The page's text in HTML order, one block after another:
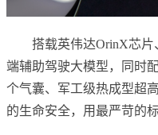
搭载英伟达OrinX芯片
端辅助驾驶大模型，同时
个气囊、军工级热成型超
的生命安全，用最严苛的